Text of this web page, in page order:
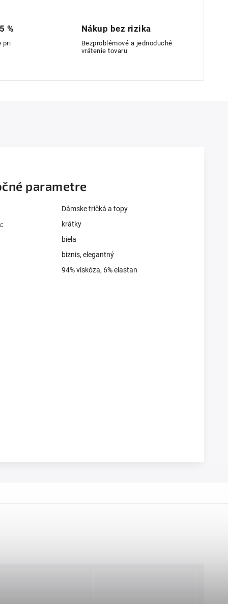
%
pri
Nákup bez rizika
Bezproblémové a jednoduché
vrátenie tovaru
parametre
Dámske tričká a topy
:
krátky
biela
biznis, elegantný
94% viskóza, 6% elastan